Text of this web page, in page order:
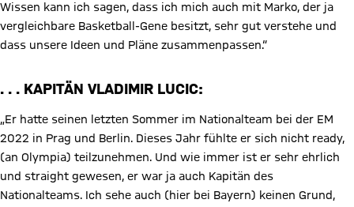
Wissen kann ich sagen, dass ich mich auch mit Marko, der ja
vergleichbare Basketball-Gene besitzt, sehr gut verstehe und
dass unsere Ideen und Pläne zusammenpassen.“
. . . KAPITÄN VLADIMIR LUCIC:
„Er hatte seinen letzten Sommer im Nationalteam bei der EM
2022 in Prag und Berlin. Dieses Jahr fühlte er sich nicht ready,
(an Olympia) teilzunehmen. Und wie immer ist er sehr ehrlich
und straight gewesen, er war ja auch Kapitän des
Nationalteams. Ich sehe auch (hier bei Bayern) keinen Grund,